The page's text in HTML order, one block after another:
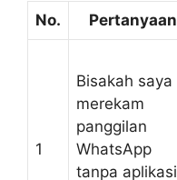
No. Pertanyaan
1
Bisakah saya
merekam
panggilan
WhatsApp
tanpa aplikasi